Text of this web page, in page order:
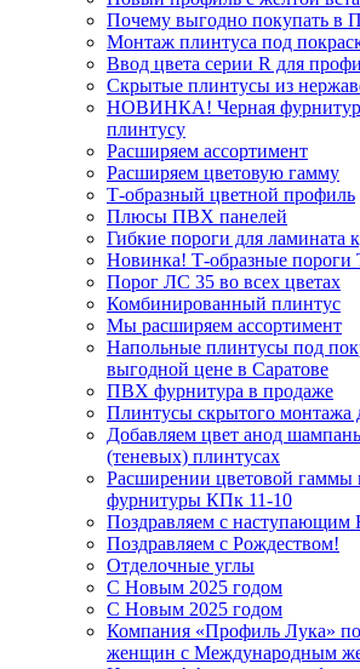
Почему выгодно покупать в
Монтаж плинтуса под
Ввод цвета серии R для
Скрытые плинтусы из
НОВИНКА! Черная
плинтусу
Расширяем ассортимент
Расширяем цветовую гамму
Т-образный цветной профиль
Плюсы ПВХ панелей
Гибкие пороги для ламината
Новинка! Т-образные пороги
Порог ЛС 35 во всех цветах
Комбинированный плинтус
Мы расширяем ассортимент
Напольные плинтусы под
выгодной цене в Саратове
ПВХ фурнитура в продаже
Плинтусы скрытого монтажа
Добавляем цвет анод
(теневых) плинтусах
Расширении цветовой
фурнитуры КПк 11-10
Поздравляем с
Поздравляем с Рождеством!
Отделочные углы
С Новым 2025 годом
С Новым 2025 годом
Компания «Профиль Лука»
женщин с Международным